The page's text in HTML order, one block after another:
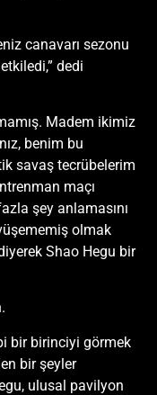
canavarı sezonu
dedi
Madem ikimiz
benim bu
savaş tecrübelerim
maçı
şey anlamasını
olmak
Shao Hegu bir
bir birinciyi görmek
bir şeyler
ulusal pavilyon